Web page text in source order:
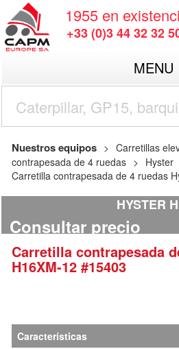
1955 en
+33 (0)3 44 32 32
MENU
Nuestros equipos Carretillas
contrapesada de 4 ruedas
Hyster
Carretilla contrapesada de 4 ruedas
HYSTER
Consultar precio
Carretilla contrapesada
H16XM-12 #15403
Características